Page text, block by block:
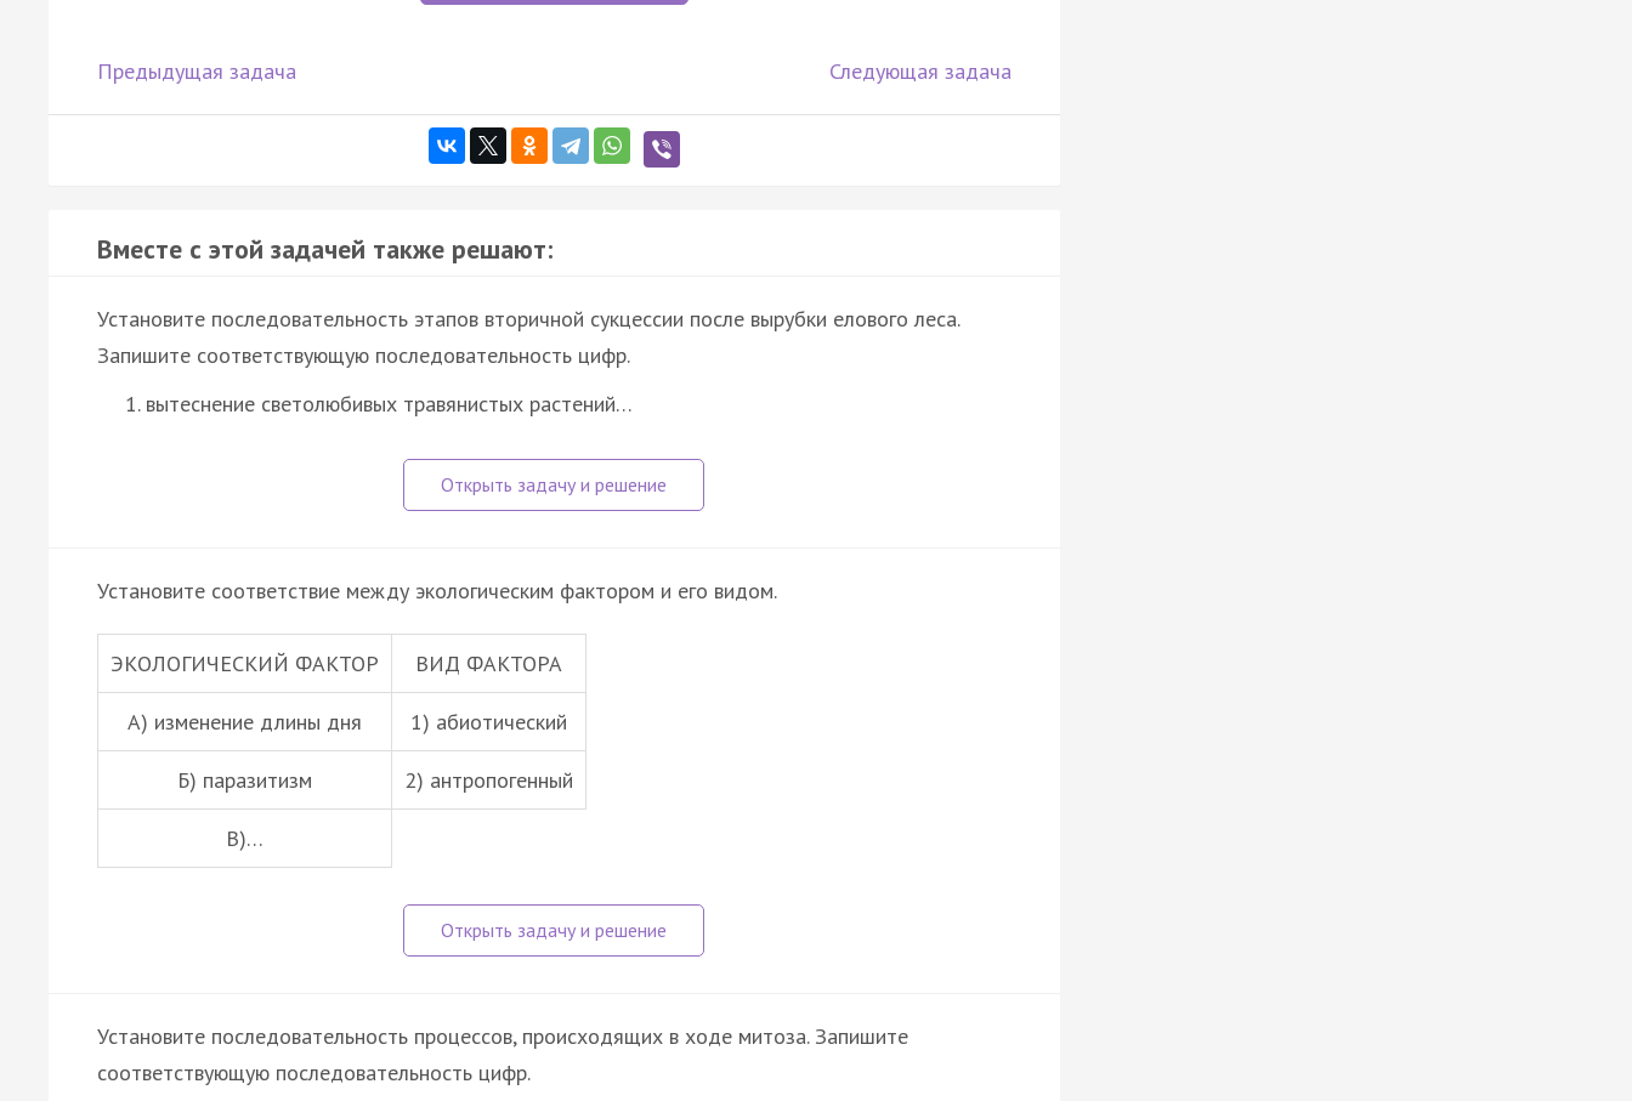
Предыдущая задача Следующая задача
Вместе с этой задачей также решают:
Установите последовательность этапов вторичной сукцессии после вырубки елового леса.
Запишите соответствующую последовательность цифр.
вытеснение светолюбивых травянистых растений…
Установите соответствие между экологическим фактором и его видом.
ЭКОЛОГИЧЕСКИЙ ФАКТОР ВИД ФАКТОРА
А) изменение длины дня 1) абиотический
Б) паразитизм 2) антропогенный
В)…
Установите последовательность процессов, происходящих в ходе митоза. Запишите
соответствующую последовательность цифр.